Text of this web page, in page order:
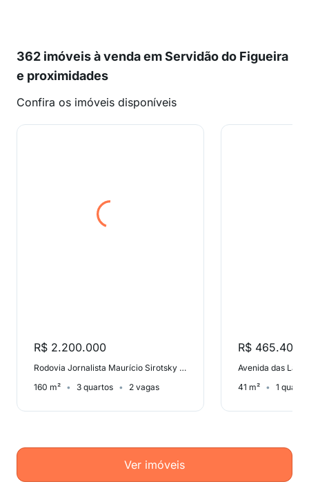
362 imóveis à venda em Servidão do Figueira
e proximidades
Confira os imóveis disponíveis
R$ 2.200.000
Rodovia Jornalista Maurício Sirotsky Sobrinho, Jurerê
160 m²
3 quartos 2 vagas
R$ 465.405
41 m² 1 quarto
Ver imóveis